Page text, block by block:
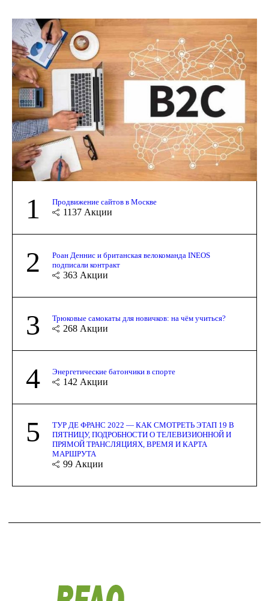
1 Продвижение сайтов в Москве
1137 Акции
2
Роан Деннис и британская велокоманда INEOS
подписали контракт
363 Акции
3 Трюковые самокаты для новичков: на чём учиться?
268 Акции
4 Энергетические батончики в спорте
142 Акции
5
ТУР ДЕ ФРАНС 2022 — КАК СМОТРЕТЬ ЭТАП 19 В
ПЯТНИЦУ, ПОДРОБНОСТИ О ТЕЛЕВИЗИОННОЙ И
ПРЯМОЙ ТРАНСЛЯЦИЯХ, ВРЕМЯ И КАРТА
МАРШРУТА
99 Акции